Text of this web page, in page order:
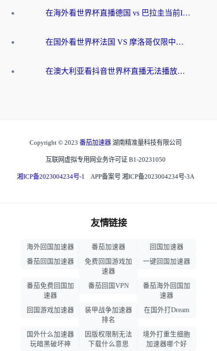
在海外看世界杯直播德国 vs 巴拉圭当前IP受限制？这篇指南帮你轻松解决地区限制
在国外看世界杯法国 VS 摩洛哥仅限中国大陆？别让地域限制拦下你的欢呼
在澳大利亚看抖音世界杯直播无法播放？海外党体育观赛终极指南来了！
Copyright © 2023 番茄加速器 湖南精准量科技有限公司
互联网虚拟专用网业务许可证 B1-20231050
湘ICP备2023004234号-1 APP备案号 湘ICP备2023004234号-3A
友情链接
海外回国加速器 番茄加速器
回国加速器
番茄回国加速器
免费回国游戏加
速器
一键回国加速器
番茄免费回国加
速器
番茄回国VPN
番茄海外回国加
速器
回国游戏加速器
装甲战争加速器
排名
在国外打Dream
国外什么加速器
玩暗黑破坏神
因版权限制无法
下载什么意思
境外打重生细胞
加速器哪个好